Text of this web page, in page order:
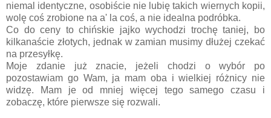
niemal identyczne, osobiście nie lubię takich wiernych kopii,
wolę coś zrobione na a' la coś, a nie idealna podróbka.
Co do ceny to chińskie jajko wychodzi trochę taniej, bo
kilkanaście złotych, jednak w zamian musimy dłużej czekać
na przesyłkę.
Moje zdanie już znacie, jeżeli chodzi o wybór po
pozostawiam go Wam, ja mam oba i wielkiej różnicy nie
widzę. Mam je od mniej więcej tego samego czasu i
zobaczę, które pierwsze się rozwali.